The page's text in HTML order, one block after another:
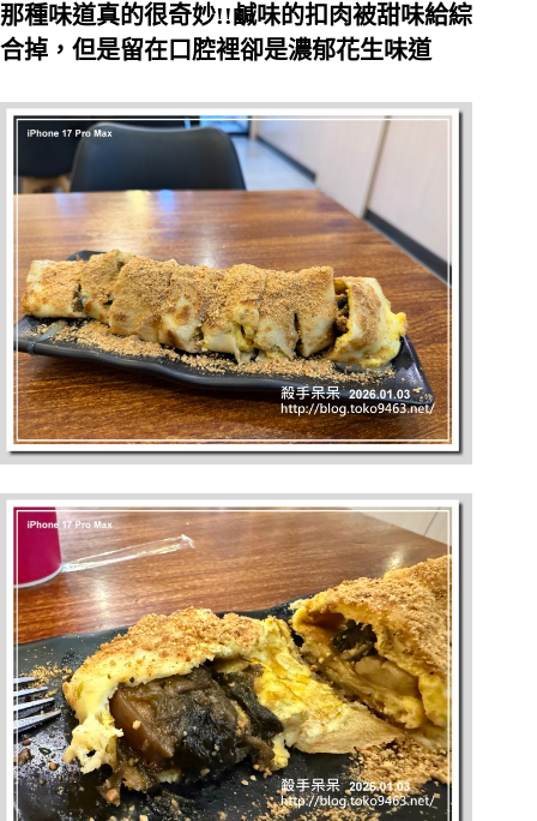
那種味道真的很奇妙!!鹹味的扣肉被甜味給綜
合掉，但是留在口腔裡卻是濃郁花生味道